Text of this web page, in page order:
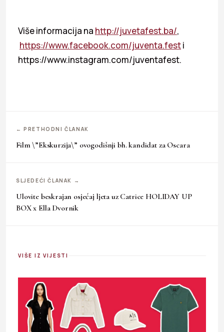
Više informacija na http://juvetafest.ba/,
https://www.facebook.com/juventa.festi
https://www.instagram.com/juventafest.
← PRETHODNI ČLANAK
Film \”Ekskurzija\” ovogodišnji bh. kandidat za Oscara
SLJEDEĆI ČLANAK →
Ulovite beskrajan osjećaj ljeta uz Catrice HOLIDAY UP
BOX x Ella Dvornik
VIŠE IZ VIJESTI